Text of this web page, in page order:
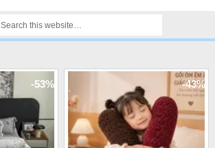
-53% -43%